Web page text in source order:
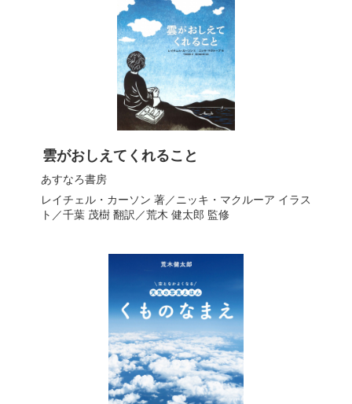
雲がおしえてくれること
あすなろ書房
レイチェル・カーソン 著／ニッキ・マクルーア イラス
ト／千葉 茂樹翻訳／荒木 健太郎 監修